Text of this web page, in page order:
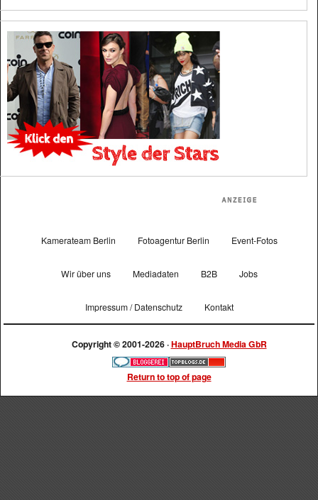
Kamerateam Berlin Fotoagentur Berlin Event-Fotos
Wir über uns Mediadaten B2B Jobs
Impressum / Datenschutz Kontakt
Copyright © 2001-2026 ·HauptBruch Media GbR
Return to top of page